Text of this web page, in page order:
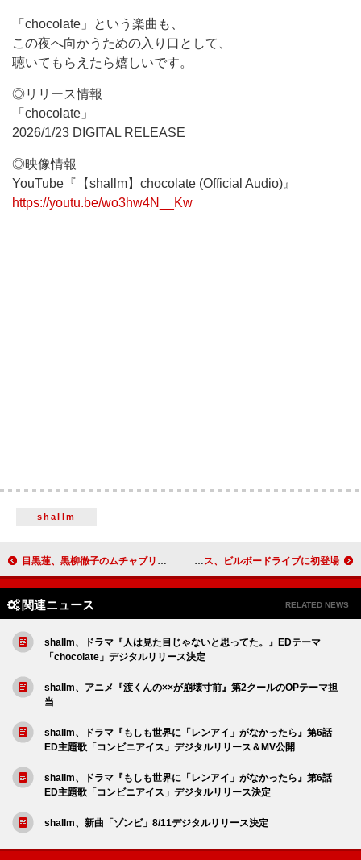
「chocolate」という楽曲も、
この夜へ向かうための入り口として、
聴いてもらえたら嬉しいです。
◎リリース情報
「chocolate」
2026/1/23 DIGITAL RELEASE
◎映像情報
YouTube『【shallm】chocolate (Official Audio)』
https://youtu.be/wo3hw4N__Kw
shallm
目黒蓮、黒柳徹子のムチャブリに“はにかみながらも大奮闘”『徹子の部屋50周年SP』ゲスト出演 ティードラ・モーゼス、ビルボードライブに初登場
関連ニュース RELATED NEWS
shallm、ドラマ『人は見た目じゃないと思ってた。』EDテーマ
「chocolate」デジタルリリース決定
shallm、アニメ『渡くんの××が崩壊寸前』第2クールのOPテーマ担
当
shallm、ドラマ『もしも世界に「レンアイ」がなかったら』第6話
ED主題歌「コンビニアイス」デジタルリリース＆MV公開
shallm、ドラマ『もしも世界に「レンアイ」がなかったら』第6話
ED主題歌「コンビニアイス」デジタルリリース決定
shallm、新曲「ゾンビ」8/11デジタルリリース決定